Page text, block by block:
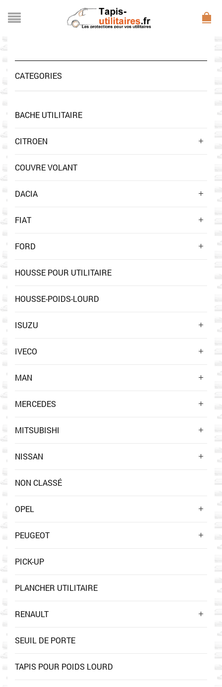
CATEGORIES
BACHE UTILITAIRE
CITROEN
COUVRE VOLANT
DACIA
FIAT
FORD
HOUSSE POUR UTILITAIRE
HOUSSE-POIDS-LOURD
ISUZU
IVECO
MAN
MERCEDES
MITSUBISHI
NISSAN
NON CLASSÉ
OPEL
PEUGEOT
PICK-UP
PLANCHER UTILITAIRE
RENAULT
SEUIL DE PORTE
TAPIS POUR POIDS LOURD